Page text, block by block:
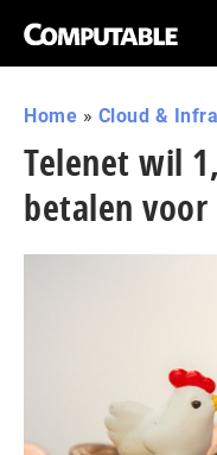
Home » Cloud &
Telenet wil
betalen voor